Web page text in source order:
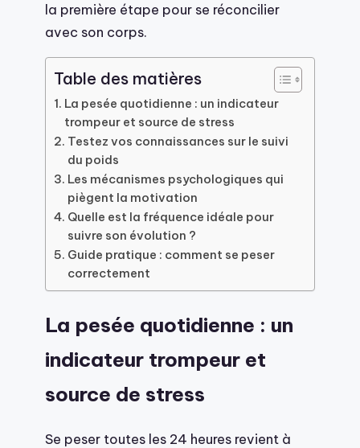
la première étape pour se réconcilier
avec son corps.
Table des matières
La pesée quotidienne : un indicateur
trompeur et source de stress
Testez vos connaissances sur le suivi
du poids
Les mécanismes psychologiques qui
piègent la motivation
Quelle est la fréquence idéale pour
suivre son évolution ?
Guide pratique : comment se peser
correctement
La pesée quotidienne : un
indicateur trompeur et
source de stress
Se peser toutes les 24 heures revient à